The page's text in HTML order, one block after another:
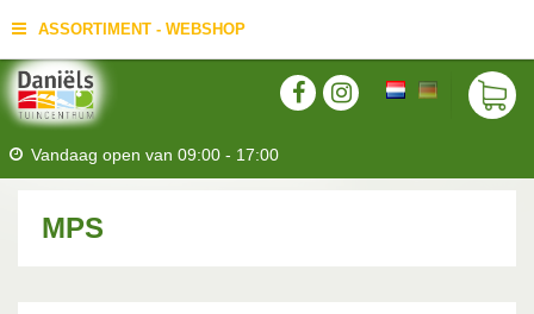
ASSORTIMENT - WEBSHOP
Vandaag open van 09:00 - 17:00
MPS